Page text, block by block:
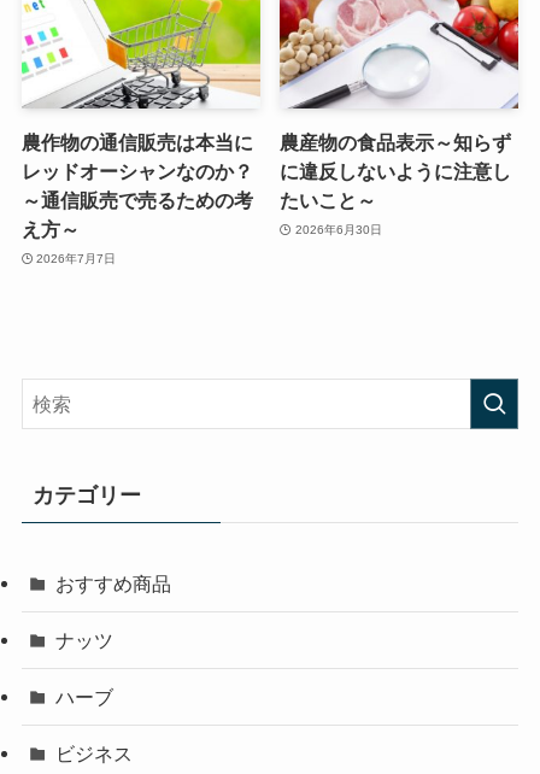
農作物の通信販売は本当に
レッドオーシャンなのか？
～通信販売で売るための考
え方～
2026年7月7日
農産物の食品表示～知らず
に違反しないように注意し
たいこと～
2026年6月30日
カテゴリー
おすすめ商品
ナッツ
ハーブ
ビジネス